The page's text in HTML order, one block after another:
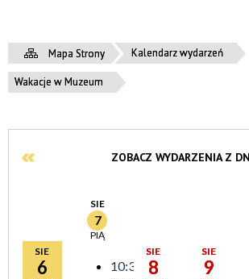
Mapa Strony Kalendarz wydarzeń
Wakacje w Muzeum
ZOBACZ WYDARZENIA Z
SIE
6
SIE
7
PIĄ
10:30
SIE
8
SIE
9